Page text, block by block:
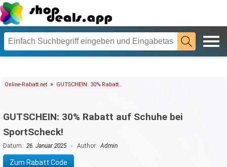
Online-Rabatt.net » GUTSCHEIN: 30% Rabatt…
GUTSCHEIN: 30% Rabatt auf Schuhe bei
SportScheck!
Datum: 26. Januar 2025- Author:Admin
Zum Rabatt Code